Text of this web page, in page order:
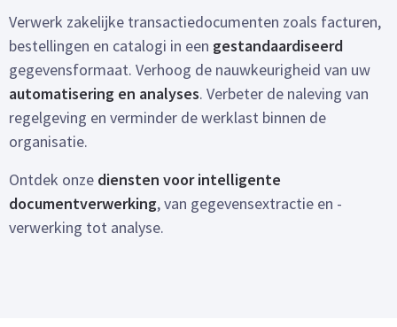
Verwerk zakelijke transactiedocumenten zoals facturen,
bestellingen en catalogi in een gestandaardiseerd
gegevensformaat. Verhoog de nauwkeurigheid van uw
automatisering en analyses. Verbeter de naleving van
regelgeving en verminder de werklast binnen de
organisatie.
Ontdek onze diensten voor intelligente
documentverwerking, van gegevensextractie en -
verwerking tot analyse.